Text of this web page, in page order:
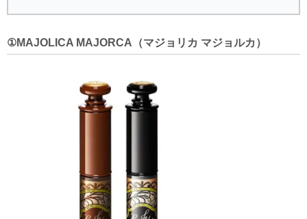
①MAJOLICA MAJORCA（マジョリカ マジョルカ）